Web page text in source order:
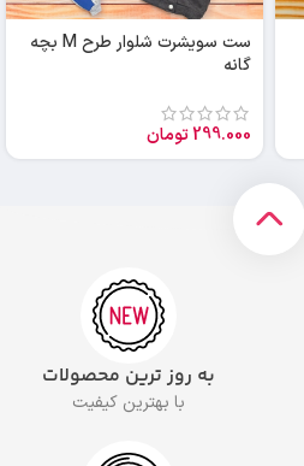
ست سویشرت شلوار طرح M بچه
گانه
299.000تومان
به روز ترین محصولات
با بهترین کیفیت